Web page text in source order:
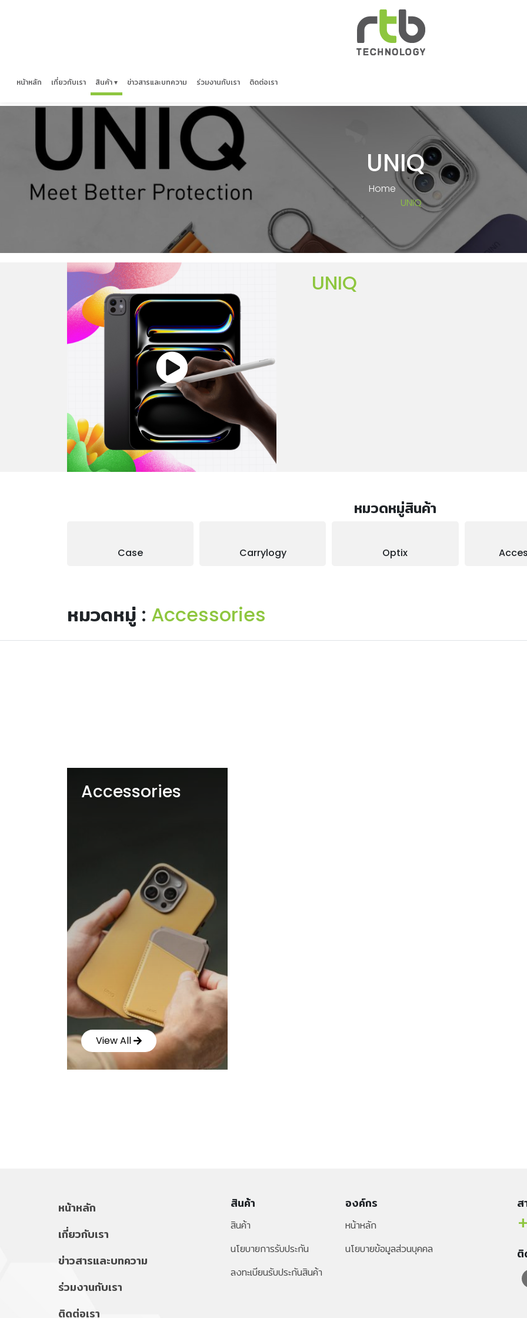
หน้าหลัก เกี่ยวกับเรา สินค้า ▾ ข่าวสารและบทความ ร่วมงานกับเรา ติดต่อเรา
UNIQ
Home
UNIQ
UNIQ
หมวดหมู่สินค้า
Case Carrylogy Optix
หมวดหมู่ : Accessories
Accessories
View All
หน้าหลัก
เกี่ยวกับเรา
ข่าวสารและบทความ
ร่วมงานกับเรา
ติดต่อเรา
สินค้า
สินค้า
นโยบายการรับประกัน
ลงทะเบียนรับประกันสินค้า
องค์กร
หน้าหลัก
นโยบายข้อมูลส่วนบุคคล
ส
ติ